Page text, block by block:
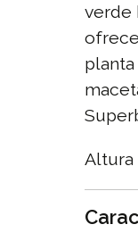
verde
Altura